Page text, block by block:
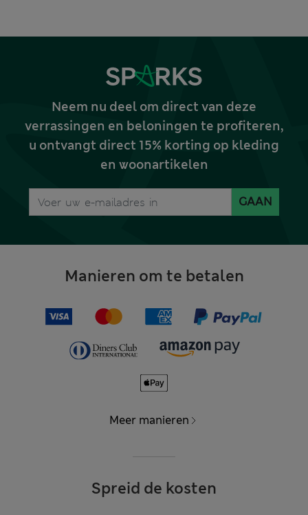
Neem nu deel om direct van deze
verrassingen en beloningen te profiteren,
u ontvangt direct 15% korting op kleding
en woonartikelen
GAAN
Manieren om te betalen
Meer manieren
Spreid de kosten